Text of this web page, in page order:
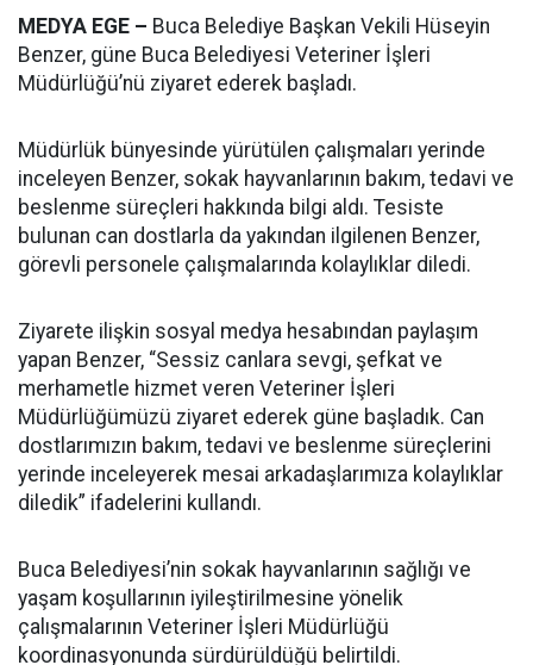
MEDYA EGE – Buca Belediye Başkan Vekili Hüseyin
Benzer, güne Buca Belediyesi Veteriner İşleri
Müdürlüğü’nü ziyaret ederek başladı.
Müdürlük bünyesinde yürütülen çalışmaları yerinde
inceleyen Benzer, sokak hayvanlarının bakım, tedavi ve
beslenme süreçleri hakkında bilgi aldı. Tesiste
bulunan can dostlarla da yakından ilgilenen Benzer,
görevli personele çalışmalarında kolaylıklar diledi.
Ziyarete ilişkin sosyal medya hesabından paylaşım
yapan Benzer, “Sessiz canlara sevgi, şefkat ve
merhametle hizmet veren Veteriner İşleri
Müdürlüğümüzü ziyaret ederek güne başladık. Can
dostlarımızın bakım, tedavi ve beslenme süreçlerini
yerinde inceleyerek mesai arkadaşlarımıza kolaylıklar
diledik” ifadelerini kullandı.
Buca Belediyesi’nin sokak hayvanlarının sağlığı ve
yaşam koşullarının iyileştirilmesine yönelik
çalışmalarının Veteriner İşleri Müdürlüğü
koordinasyonunda sürdürüldüğü belirtildi.